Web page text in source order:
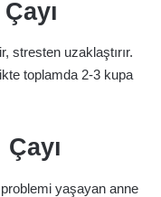
stresten uzaklaştırır.
toplamda 2-3 kupa
yaşayan anne